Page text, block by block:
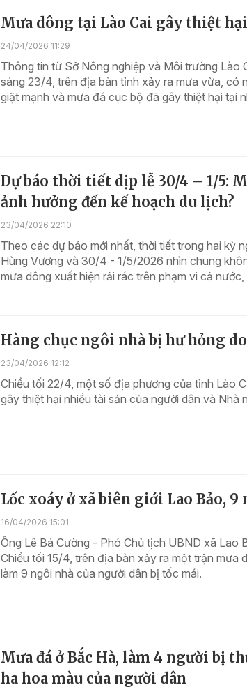
Mưa dông tại Lào Cai gây thiệt
24/04/2026 11:29
Thông tin từ Sở Nông nghiệp và Môi trường Lào
sáng 23/4, trên địa bàn tỉnh xảy ra mưa vừa, có
giật mạnh và mưa đá cục bộ đã gây thiệt hại tại
Dự báo thời tiết dịp lễ 30/4 – 1/5:
ảnh hưởng đến kế hoạch du lịch?
23/04/2026 22:10
Theo các dự báo mới nhất, thời tiết trong hai kỳ
Hùng Vương và 30/4 - 1/5/2026 nhìn chung
mưa dông xuất hiện rải rác trên phạm vi cả nước,
Hàng chục ngôi nhà bị hư hỏng
23/04/2026 12:12
Chiều tối 22/4, một số địa phương của tỉnh Lào
gây thiệt hại nhiều tài sản của người dân và Nhà
Lốc xoáy ở xã biên giới Lao Bảo, 9
16/04/2026 15:01
Ông Lê Bá Cường - Phó Chủ tịch UBND xã Lao
Chiều tối 15/4, trên địa bàn xảy ra một trận mưa
làm 9 ngôi nhà của người dân bị tốc mái.
Mưa đá ở Bắc Hà, làm 4 người bị
ha hoa màu của người dân